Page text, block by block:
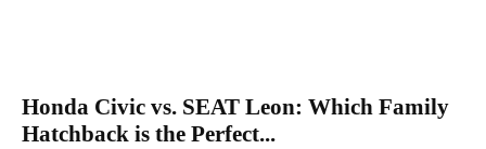
Honda Civic vs. SEAT Leon: Which Family
Hatchback is the Perfect...